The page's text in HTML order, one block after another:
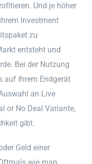
Und je höher
Investment
zu
entsteht und
Bei der Nutzung
auf Ihrem Endgerät
an Live
or No Deal Variante,
gibt.
Geld einer
wie man